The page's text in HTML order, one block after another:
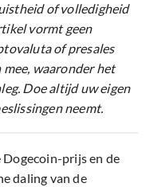
of volledigheid
vormt geen
of presales
mee, waaronder het
Doe altijd uw eigen
neemt.
prijs en de
daling van de